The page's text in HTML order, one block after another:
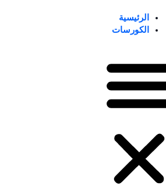
الرئيسية
الكورسات